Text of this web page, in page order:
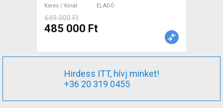
Keres / Kínál
ELADÓ
649 000 Ft
485 000 Ft
Hirdess ITT, hívj minket!
+36 20 319 0455